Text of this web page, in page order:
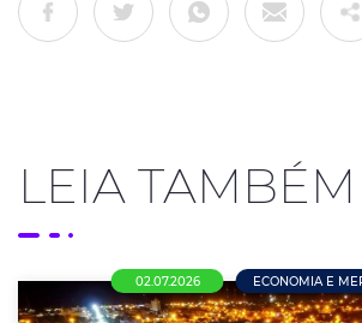
LEIA TAMBÉM
02.07.2026 ECONOMIA E